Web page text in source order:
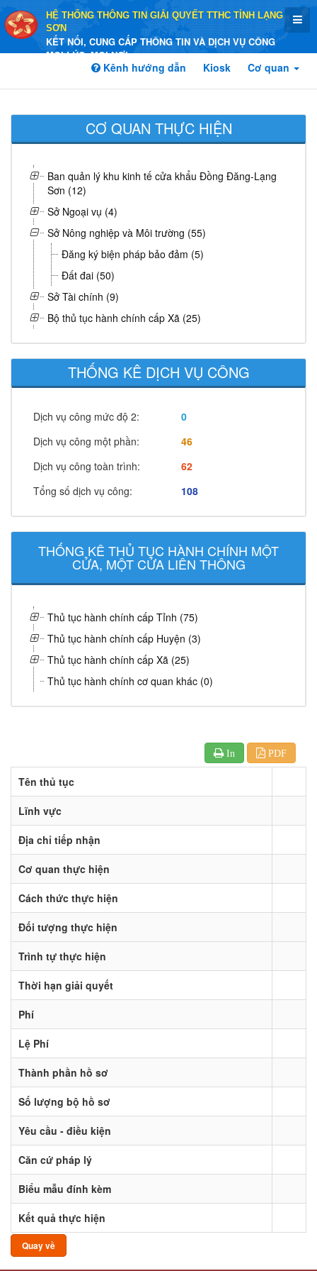
HỆ THỐNG THÔNG TIN GIẢI QUYẾT TTHC TỈNH LẠNG
SƠN
KẾT NỐI, CUNG CẤP THÔNG TIN VÀ DỊCH VỤ CÔNG
MỌI LÚC, MỌI NƠI
Kênh hướng dẫn Kiosk Cơ quan
CƠ QUAN THỰC HIỆN
Ban quản lý khu kinh tế cửa khẩu Đồng Đăng-Lạng
Sơn (12)
Sở Ngoại vụ (4)
Sở Nông nghiệp và Môi trường (55)
Đăng ký biện pháp bảo đảm (5)
Đất đai (50)
Sở Tài chính (9)
Bộ thủ tục hành chính cấp Xã (25)
THỐNG KÊ DỊCH VỤ CÔNG
Dịch vụ công mức độ 2:
0
Dịch vụ công một phần:
46
Dịch vụ công toàn trình:
62
Tổng số dịch vụ công:
108
THỐNG KÊ THỦ TỤC HÀNH CHÍNH MỘT
CỬA, MỘT CỬA LIÊN THÔNG
Thủ tục hành chính cấp Tỉnh (75)
Thủ tục hành chính cấp Huyện (3)
Thủ tục hành chính cấp Xã (25)
Thủ tục hành chính cơ quan khác (0)
In PDF
Tên thủ tục
Lĩnh vực
Địa chỉ tiếp nhận
Cơ quan thực hiện
Cách thức thực hiện
Đối tượng thực hiện
Trình tự thực hiện
Thời hạn giải quyết
Phí
Lệ Phí
Thành phần hồ sơ
Số lượng bộ hồ sơ
Yêu cầu - điều kiện
Căn cứ pháp lý
Biểu mẫu đính kèm
Kết quả thực hiện
Quay về